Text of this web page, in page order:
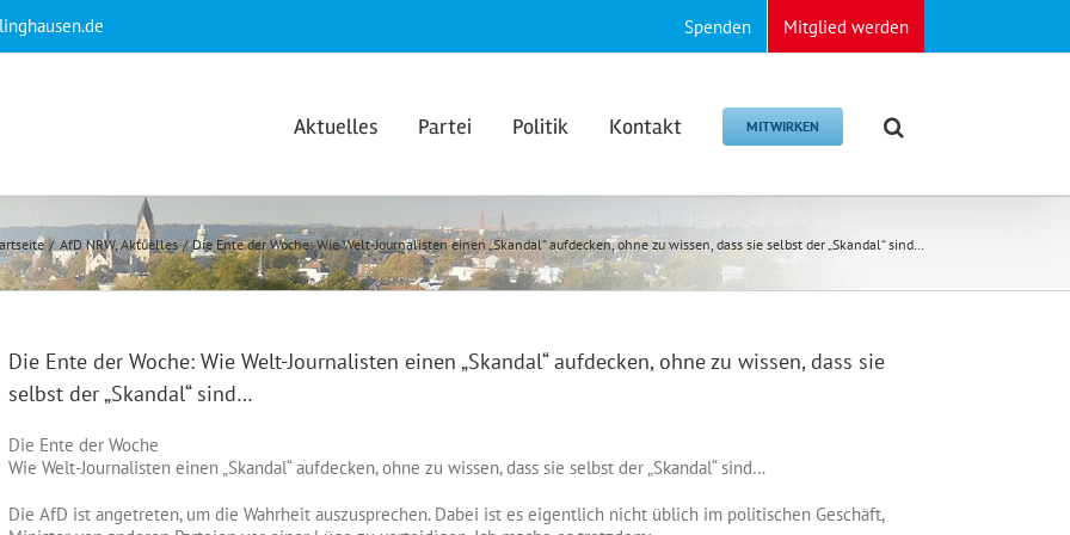
Spenden Mitglied werden
Aktuelles Partei Politik Kontakt MITWIRKEN
AfD NRW Aktuelles Die Ente der Woche: Wie Welt-Journalisten einen „Skandal“ aufdecken, ohne zu wissen, dass sie selbst der „Skandal“ sind…
Die Ente der Woche: Wie Welt-Journalisten einen „Skandal“ aufdecken, ohne zu wissen, dass sie
selbst der „Skandal“ sind…
Die Ente der Woche
Wie Welt-Journalisten einen „Skandal“ aufdecken, ohne zu wissen, dass sie selbst der „Skandal“ sind…
Die AfD ist angetreten, um die Wahrheit auszusprechen. Dabei ist es eigentlich nicht üblich im politischen Geschäft,